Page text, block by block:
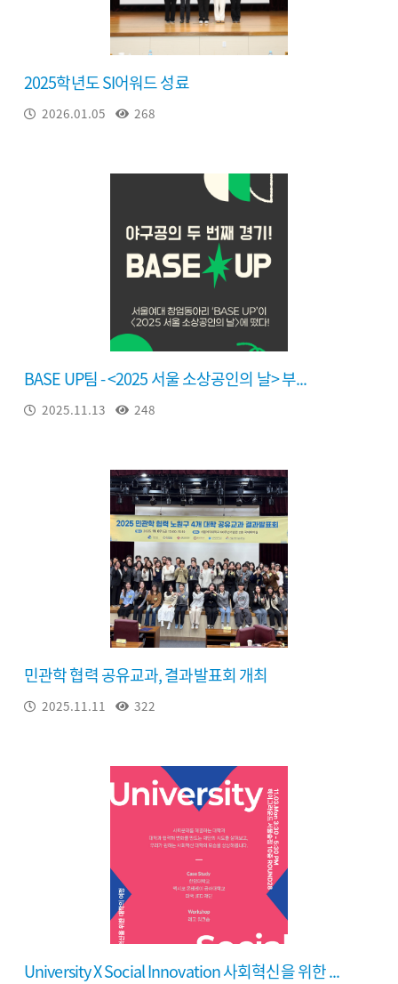
2025학년도 SI어워드 성료
2026.01.05 268
BASE UP팀 - <2025 서울 소상공인의 날> 부...
2025.11.13 248
민관학 협력 공유교과, 결과발표회 개최
2025.11.11 322
University X Social Innovation 사회혁신을 위한 ...